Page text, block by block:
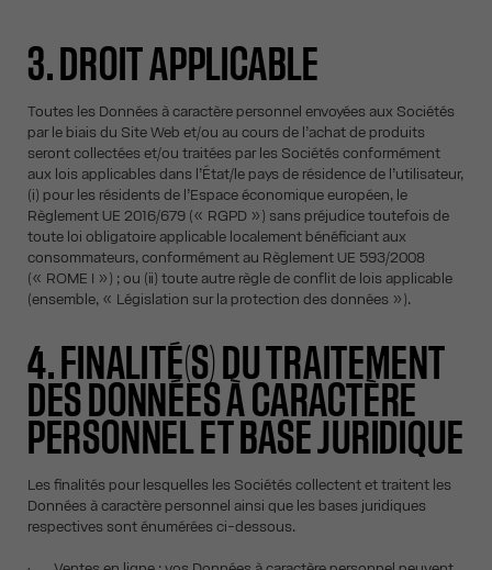
3. DROIT APPLICABLE
Toutes les Données à caractère personnel envoyées aux Sociétés
par le biais du Site Web et/ou au cours de l’achat de produits
seront collectées et/ou traitées par les Sociétés conformément
aux lois applicables dans l’État/le pays de résidence de l’utilisateur,
(i) pour les résidents de l’Espace économique européen, le
Règlement UE 2016/679 (« RGPD ») sans préjudice toutefois de
toute loi obligatoire applicable localement bénéficiant aux
consommateurs, conformément au Règlement UE 593/2008
(« ROME I ») ; ou (ii) toute autre règle de conflit de lois applicable
(ensemble, « Législation sur la protection des données »).
4. FINALITÉ(S) DU TRAITEMENT
DES DONNÉES À CARACTÈRE
PERSONNEL ET BASE JURIDIQUE
Les finalités pour lesquelles les Sociétés collectent et traitent les
Données à caractère personnel ainsi que les bases juridiques
respectives sont énumérées ci-dessous.